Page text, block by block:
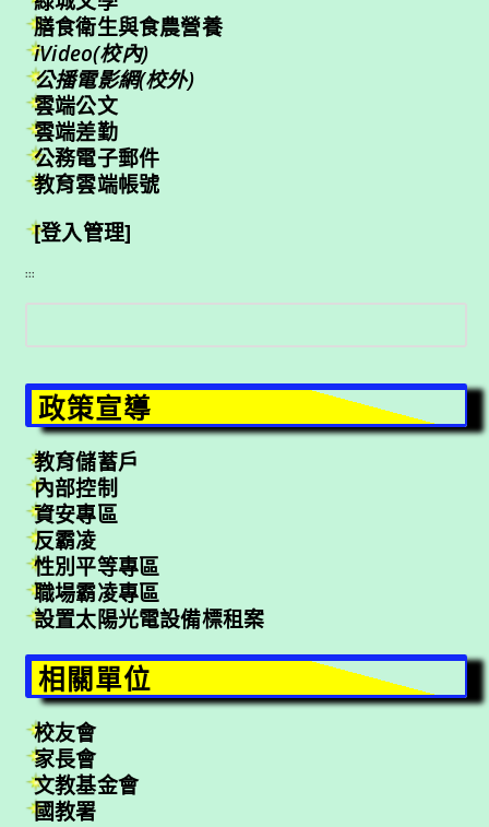
膳食衛生與食農營養
iVideo(校內)
公播電影網(校外)
雲端公文
雲端差勤
公務電子郵件
教育雲端帳號
[登入管理]
:::
搜
尋
政策宣導
教育儲蓄戶
內部控制
資安專區
反霸凌
性別平等專區
職場霸凌專區
設置太陽光電設備標租案
相關單位
校友會
家長會
文教基金會
國教署